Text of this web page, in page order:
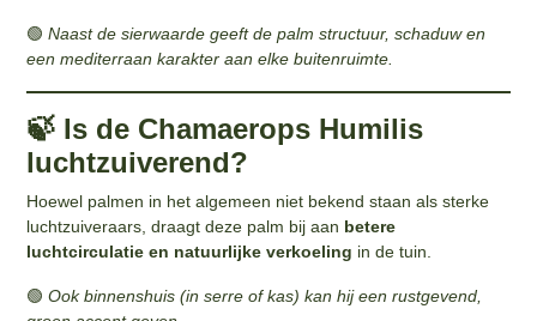
🟢Naast de sierwaarde geeft de palm structuur, schaduw en
een mediterraan karakter aan elke buitenruimte.
🍃 Is de Chamaerops Humilis
luchtzuiverend?
Hoewel palmen in het algemeen niet bekend staan als sterke
luchtzuiveraars, draagt deze palm bij aan betere
luchtcirculatie en natuurlijke verkoeling in de tuin.
🟢Ook binnenshuis (in serre of kas) kan hij een rustgevend,